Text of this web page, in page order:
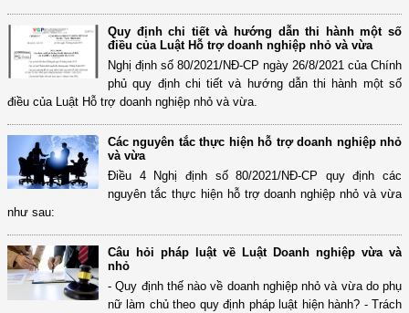
Quy định chi tiết và hướng dẫn thi hành một số
điều của Luật Hỗ trợ doanh nghiệp nhỏ và vừa
Nghị định số 80/2021/NĐ-CP ngày 26/8/2021 của Chính
phủ quy định chi tiết và hướng dẫn thi hành một số
điều của Luật Hỗ trợ doanh nghiệp nhỏ và vừa.
Các nguyên tắc thực hiện hỗ trợ doanh nghiệp nhỏ
và vừa
Điều 4 Nghị định số 80/2021/NĐ-CP quy định các
nguyên tắc thực hiện hỗ trợ doanh nghiệp nhỏ và vừa
như sau:
Câu hỏi pháp luật về Luật Doanh nghiệp vừa và
nhỏ
- Quy định thế nào về doanh nghiệp nhỏ và vừa do phụ
nữ làm chủ theo quy định pháp luật hiện hành? - Trách